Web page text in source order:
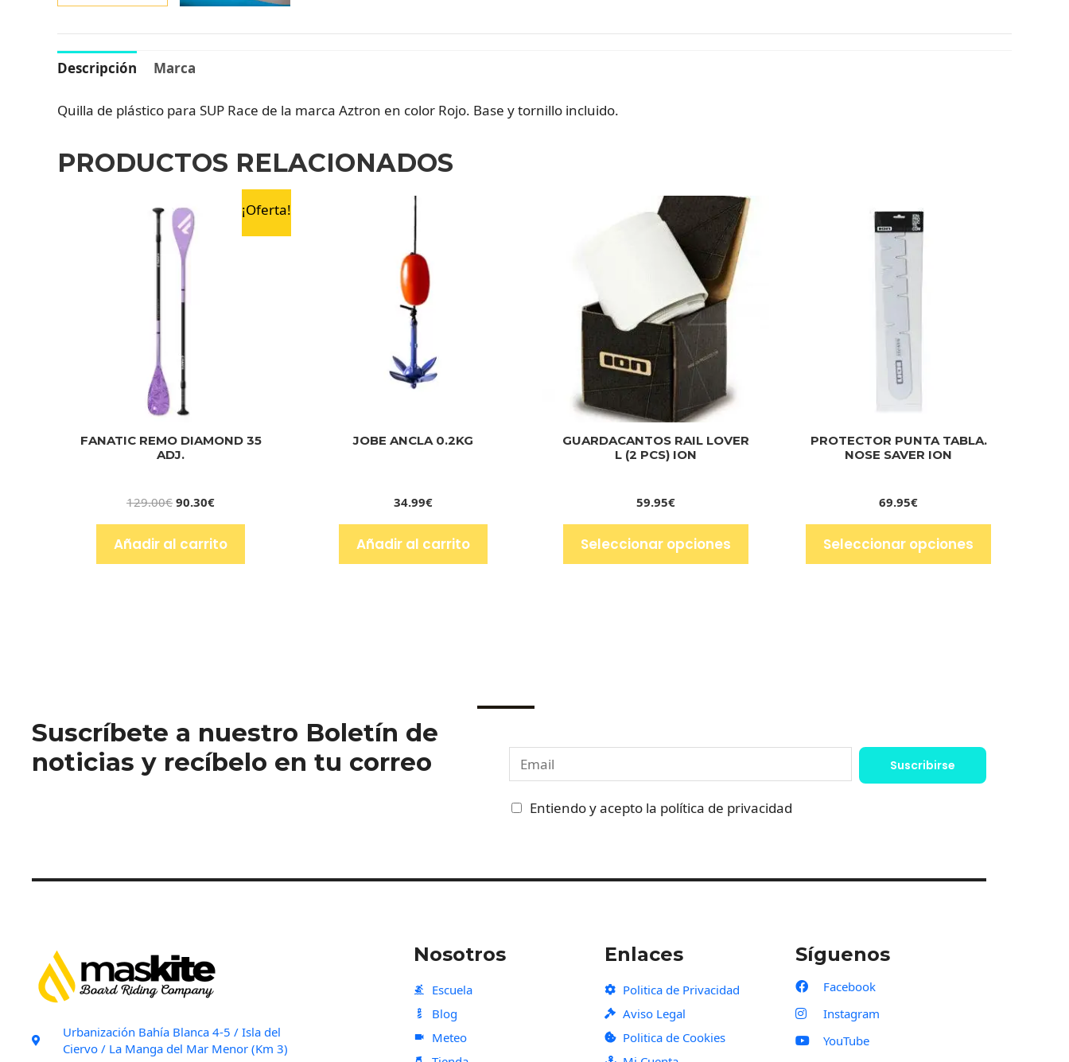
Descripción Marca
Quilla de plástico para SUP Race de la marca Aztron en color Rojo. Base y tornillo incluido.
PRODUCTOS RELACIONADOS
¡Oferta!
FANATIC REMO DIAMOND 35
ADJ.
129.00€ 90.30€
Añadir al carrito
JOBE ANCLA 0.2KG
34.99€
Añadir al carrito
GUARDACANTOS RAIL LOVER
L (2 PCS) ION
59.95€
Seleccionar opciones
PROTECTOR PUNTA TABLA.
NOSE SAVER ION
69.95€
Seleccionar opciones
Suscríbete a nuestro Boletín de
noticias y recíbelo en tu correo
m
a
C
Entiendo y acepto la política de privacidad
Suscribirse
Urbanización Bahía Blanca 4-5 / Isla del
Ciervo / La Manga del Mar Menor (Km 3)
Nosotros
Escuela
Blog
Meteo
Enlaces
Politica de Privacidad
Aviso Legal
Politica de Cookies
Síguenos
Facebook
Instagram
YouTube